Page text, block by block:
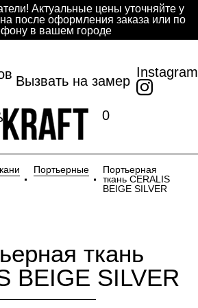
Актуальные цены уточняйте у
после оформления заказа или по
в вашем городе
Вызвать на замер
Instagram
0
Портьерные
Портьерная
ткань CERALIS
BEIGE SILVER
ткань
BEIGE SILVER